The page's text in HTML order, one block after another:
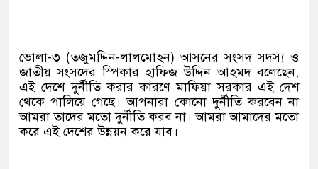
ভোলা-৩ (তজুমদ্দিন-লালমোহন) আসনের সংসদ সদস্য ও
জাতীয় সংসদের স্পিকার হাফিজ উদ্দিন আহমদ বলেছেন,
এই দেশে দুর্নীতি করার কারণে মাফিয়া সরকার এই দেশ
থেকে পালিয়ে গেছে। আপনারা কোনো দুর্নীতি করবেন না
আমরা তাদের মতো দুর্নীতি করব না। আমরা আমাদের মতো
করে এই দেশের উন্নয়ন করে যাব।